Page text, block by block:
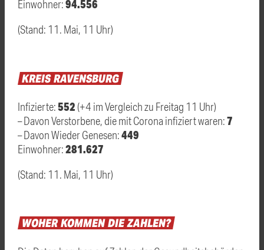
Einwohner:94.556
(Stand: 11. Mai, 11 Uhr)
KREISRAVENSBURG
Infizierte:552 (+4 im Vergleich zu Freitag 11 Uhr)
– Davon Verstorbene, die mit Corona infiziert waren:7
– Davon Wieder Genesen:449
Einwohner:281.627
(Stand: 11. Mai, 11 Uhr)
WOHERKOMMENDIEZAHLEN?